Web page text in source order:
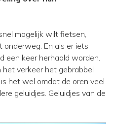
mogelijk wilt fietsen,
En als er iets
een keer herhaald worden.
verkeer het gebrabbel
het wel omdat de oren veel
geluidjes. Geluidjes van de